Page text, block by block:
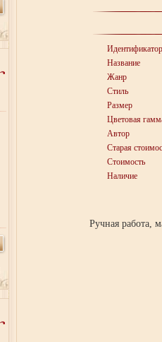
Идентификатор
Название
Жанр
Стиль
Размер
Цветовая
Автор
Старая
Стоимость
Наличие
Ручная работа,